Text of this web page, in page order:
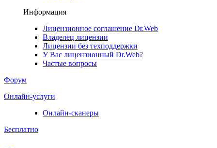
Информация
Лицензионное соглашение Dr.Web
Владелец лицензии
Лицензии без техподдержки
У Вас лицензионный Dr.Web?
Частые вопросы
Форум
Онлайн-услуги
Онлайн-сканеры
Бесплатно